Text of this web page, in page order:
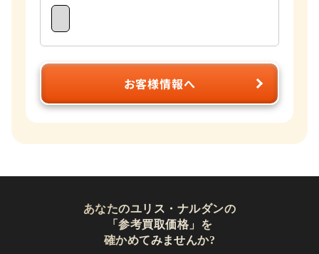
お客様情報へ
あなたのユリス・ナルダンの
「参考買取価格」を
確かめてみませんか?